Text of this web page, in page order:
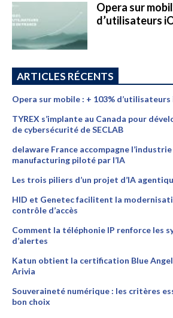
Opera sur
d’utilisateurs
ARTICLES RÉCENTS
Opera sur mobile : + 103% d’utilisateurs
TYREX s’implante au Canada pour
de cybersécurité de SECLAB
delaware France accompagne l’industrie
manufacturing piloté par l’IA
Les trois piliers d’un projet d’IA
HID et Genetec facilitent la
contrôle d’accès
Comment la téléphonie IP renforce les
d’alertes
Katun obtient la certification Blue Angel
Arivia
Souveraineté numérique : les critères
bon choix